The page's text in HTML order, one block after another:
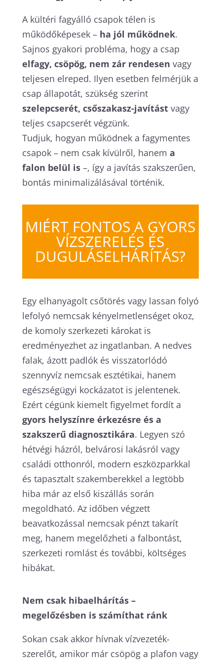
A kültéri fagyálló csapok télen is
működőképesek – ha jól működnek.
Sajnos gyakori probléma, hogy a csap
elfagy, csöpög, nem zár rendesen vagy
teljesen elreped. Ilyen esetben felmérjük a
csap állapotát, szükség szerint
szelepcserét, csőszakasz-javítástvagy
teljes csapcserét végzünk.
Tudjuk, hogyan működnek a fagymentes
csapok – nem csak kívülről, hanem a
falon belül is–, így a javítás szakszerűen,
bontás minimalizálásával történik.
MIÉRT FONTOS A GYORS
VÍZSZERELÉS ÉS
DUGULÁSELHÁRÍTÁS?
Egy elhanyagolt csőtörés vagy lassan folyó
lefolyó nemcsak kényelmetlenséget okoz,
de komoly szerkezeti károkat is
eredményezhet az ingatlanban. A nedves
falak, ázott padlók és visszatorlódó
szennyvíz nemcsak esztétikai, hanem
egészségügyi kockázatot is jelentenek.
Ezért cégünk kiemelt figyelmet fordít a
gyors helyszínre érkezésre és a
szakszerű diagnosztikára. Legyen szó
hétvégi házról, belvárosi lakásról vagy
családi otthonról, modern eszközparkkal
és tapasztalt szakemberekkel a legtöbb
hiba már az első kiszállás során
megoldható. Az időben végzett
beavatkozással nemcsak pénzt takarít
meg, hanem megelőzheti a falbontást,
szerkezeti romlást és további, költséges
hibákat.
Nem csak hibaelhárítás –
megelőzésben is számíthat ránk
Sokan csak akkor hívnak vízvezeték-
szerelőt, amikor már csöpög a plafon vagy